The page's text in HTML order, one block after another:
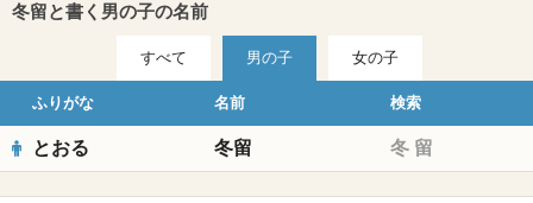
冬留と書く男の子の名前
すべて 男の子 女の子
ふりがな 名前 検索
とおる 冬留 冬 留